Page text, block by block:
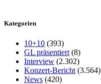
Kategorien
10+10 (393)
GL präsentiert (8)
Interview (2.302)
Konzert-Bericht (3.564)
News (420)